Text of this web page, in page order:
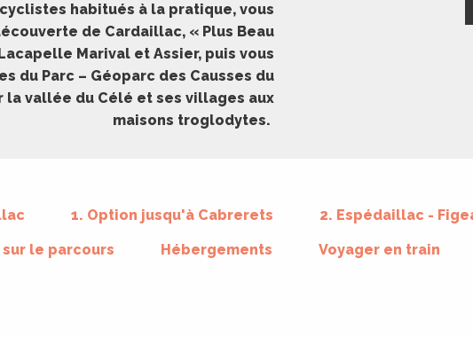
habitués à la pratique, vous
de Cardaillac, « Plus Beau
Marival et Assier, puis vous
du Parc – Géoparc des Causses du
vallée du Célé et ses villages aux
maisons troglodytes.
1. Option jusqu'à Cabrerets 2. Espédaillac -
sur le parcours Hébergements Voyager en train